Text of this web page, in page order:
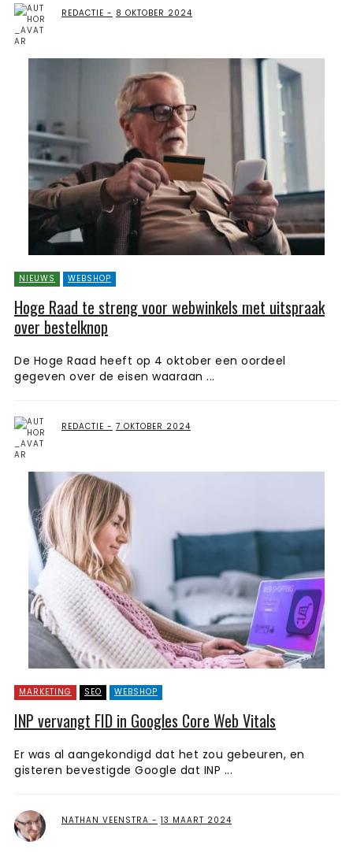
REDACTIE 8 OKTOBER 2024
NIEUWS WEBSHOP
Hoge Raad te streng voor webwinkels met uitspraak
over bestelknop
De Hoge Raad heeft op 4 oktober een oordeel
gegeven over de eisen waaraan ...
REDACTIE 7 OKTOBER 2024
MARKETING SEO WEBSHOP
INP vervangt FID in Googles Core Web Vitals
Er was al aangekondigd dat het zou gebeuren, en
gisteren bevestigde Google dat INP ...
NATHAN VEENSTRA 13 MAART 2024